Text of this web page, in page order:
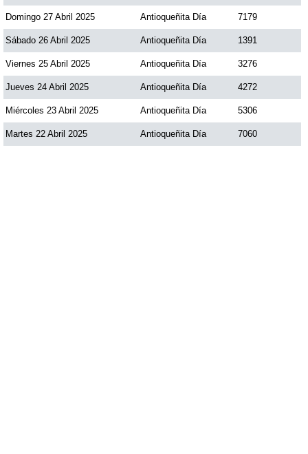
Pick 3 Noche
Pick 4 Día
Pick 4 Noche
Pijao de Oro
Domingo 27 Abril 2025 Antioqueñita Día 7179
Sábado 26 Abril 2025 Antioqueñita Día 1391
Viernes 25 Abril 2025 Antioqueñita Día 3276
Jueves 24 Abril 2025 Antioqueñita Día 4272
Miércoles 23 Abril 2025 Antioqueñita Día 5306
Martes 22 Abril 2025 Antioqueñita Día 7060